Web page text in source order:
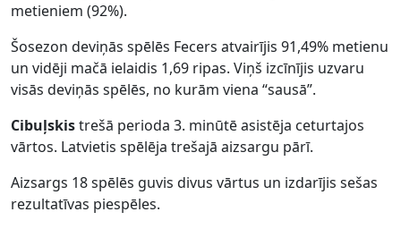
metieniem (92%).
Šosezon deviņās spēlēs Fecers atvairījis 91,49% metienu
un vidēji mačā ielaidis 1,69 ripas. Viņš izcīnījis uzvaru
visās deviņās spēlēs, no kurām viena “sausā”.
Cibuļskistrešā perioda 3. minūtē asistēja ceturtajos
vārtos. Latvietis spēlēja trešajā aizsargu pārī.
Aizsargs 18 spēlēs guvis divus vārtus un izdarījis sešas
rezultatīvas piespēles.